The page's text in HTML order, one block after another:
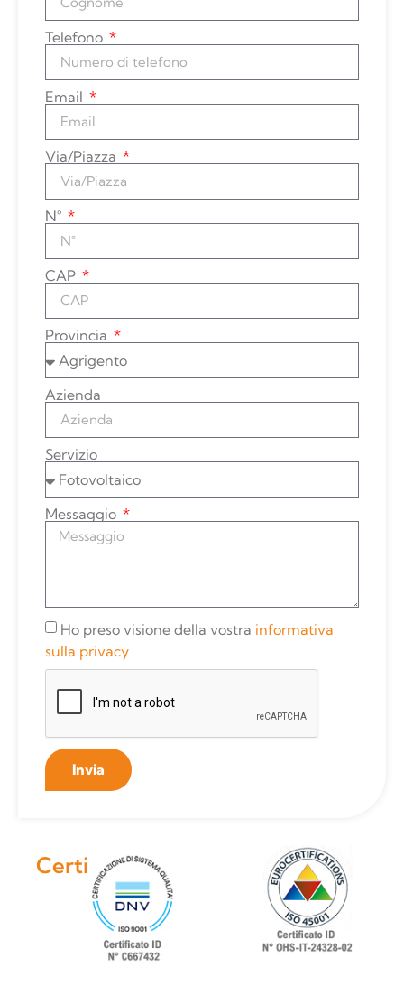
Telefono
Email
Via/Piazza
N°
CAP
Provincia
Azienda
Servizio
Messaggio
Ho preso visione della vostra informativa
sulla privacy
Invia
Certificazioni